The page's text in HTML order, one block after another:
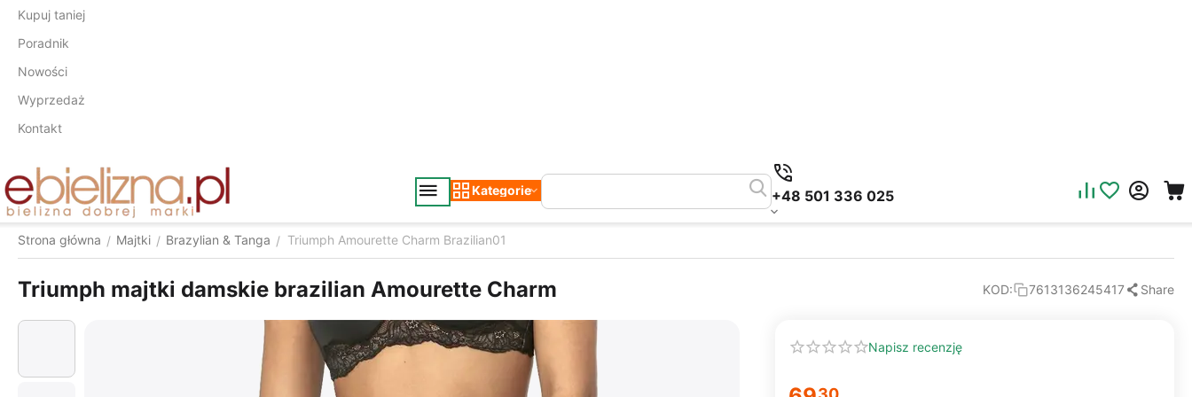
Kupuj taniej
Poradnik
Nowości
Wyprzedaż
Kontakt
Kategorie +48 501 336 025
Strona główna / Majtki / Brazylian & Tanga / Triumph Amourette Charm Brazilian01
Triumph majtki damskie brazilian Amourette Charm KOD: 7613136245417 Share
Napisz recenzję